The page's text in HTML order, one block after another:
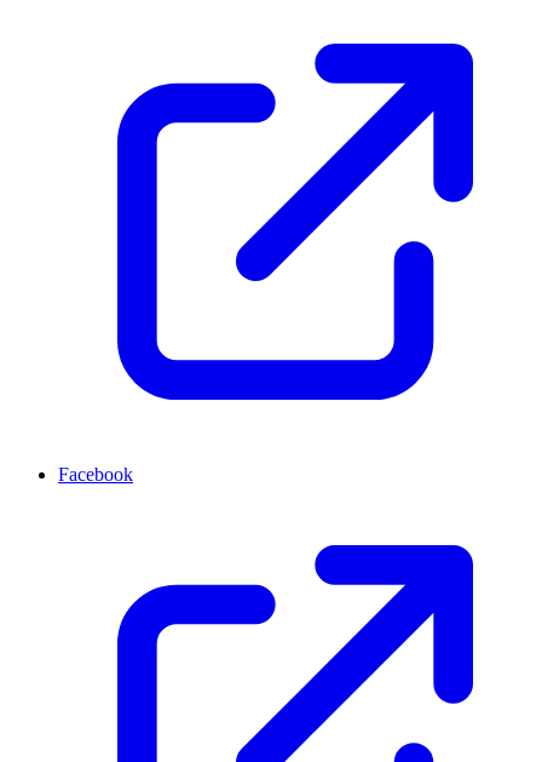
Facebook